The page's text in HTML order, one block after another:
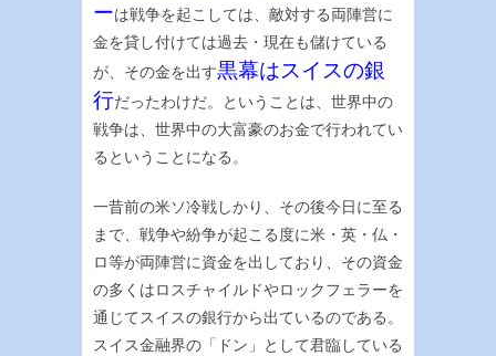
ーは戦争を起こしては、敵対する両陣営に
金を貸し付けては過去・現在も儲けている
が、その金を出す黒幕はスイスの銀
行だったわけだ。ということは、世界中の
戦争は、世界中の大富豪のお金で行われてい
るということになる。
一昔前の米ソ冷戦しかり、その後今日に至る
まで、戦争や紛争が起こる度に米・英・仏・
ロ等が両陣営に資金を出しており、その資金
の多くはロスチャイルドやロックフェラーを
通じてスイスの銀行から出ているのである。
スイス金融界の「ドン」として君臨している